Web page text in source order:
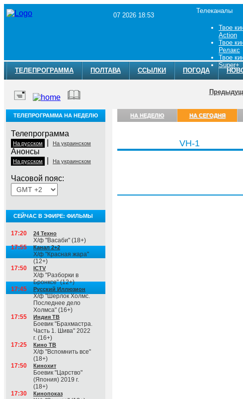
07 2026 18:53
Телеканалы
Твое
Action
Твое
Релакс
Твое
Super+
ТЕЛЕПРОГРАММА
ПОЛТАВА ССЫЛКИ ПОГОДА
ТЕЛЕПРОГРАММА НА НЕДЕЛЮ
Телепрограмма
На русском На украинском
Анонсы
На русском На украинском
Часовой пояс:
СЕЙЧАС В ЭФИРЕ: ФИЛЬМЫ
17:20 24 Техно
Х/ф "Васаби" (18+)
17:55
Канал 2+2
Х/ф "Красная жара"
(12+)
17:50
ICTV
Х/ф "Разборки в
Бронксе" (12+)
17:45
Русский Иллюзион
Х/ф "Шерлок Холмс.
Последнее дело
Холмса" (16+)
17:55
Индия ТВ
Боевик "Брахмастра.
Часть 1. Шива" 2022
г. (16+)
17:25
Кино ТВ
Х/ф "Вспомнить все"
(18+)
17:50
Кинохит
Боевик "Царство"
(Япония) 2019 г.
(18+)
17:30
Кинопоказ
НА НЕДЕЛЮ НА СЕГОДНЯ
VH-1